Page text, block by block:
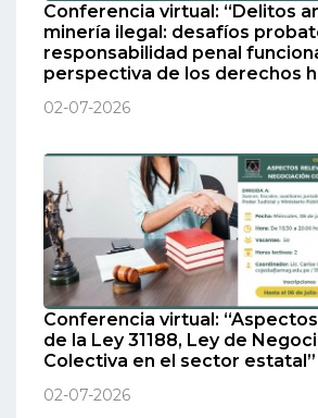
Conferencia virtual: “Delitos
minería ilegal: desafíos
responsabilidad penal
perspectiva de los derechos
02-07-2026
Conferencia virtual:
de la Ley 31188, Ley de
Colectiva en el sector estatal”
02-07-2026